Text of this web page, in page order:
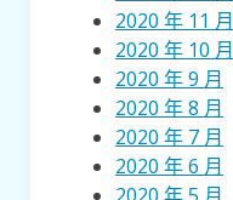
2020 年 11 月
2020 年 10 月
2020 年 9 月
2020 年 8 月
2020 年 7 月
2020 年 6 月